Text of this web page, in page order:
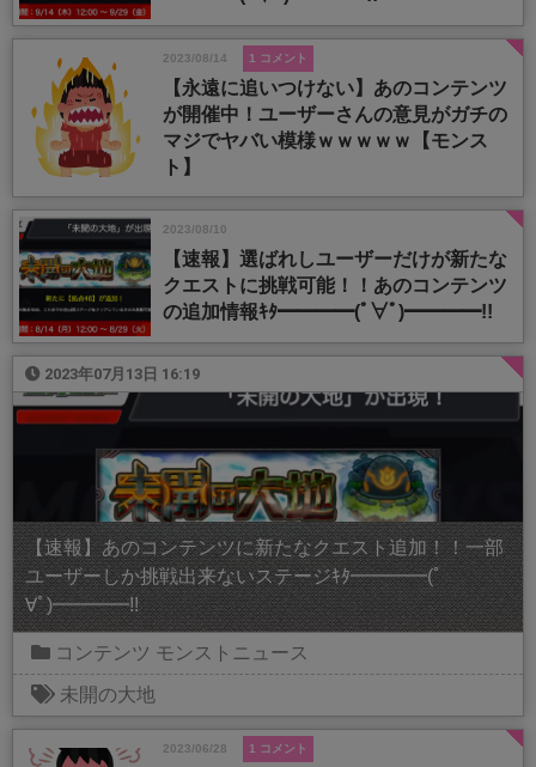
2023/08/14 1 コメント
【永遠に追いつけない】あのコンテンツ
が開催中！ユーザーさんの意見がガチの
マジでヤバい模様ｗｗｗｗｗ【モンス
ト】
2023/08/10
【速報】選ばれしユーザーだけが新たな
クエストに挑戦可能！！あのコンテンツ
の追加情報ｷﾀ━━━━(ﾟ∀ﾟ)━━━━!!
2023年07月13日 16:19
【速報】あのコンテンツに新たなクエスト追加！！一部
ユーザーしか挑戦出来ないステージｷﾀ━━━━(ﾟ
∀ﾟ)━━━━!!
コンテンツ モンストニュース
未開の大地
2023/06/28 1 コメント